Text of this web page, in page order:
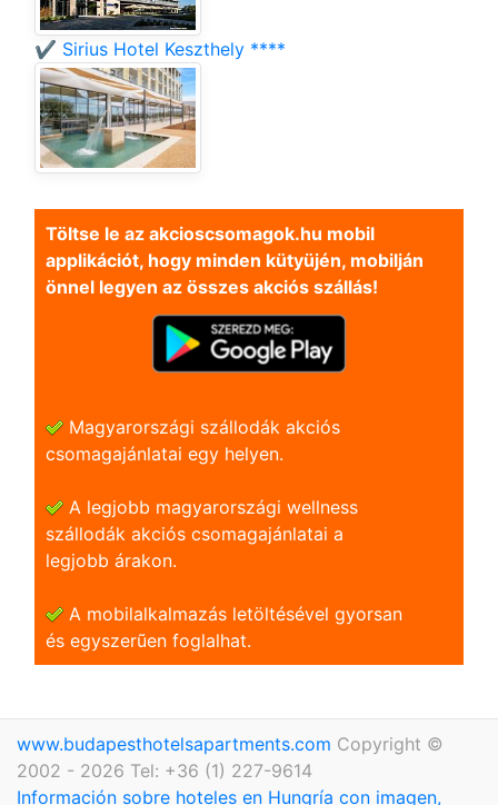
✔️ Sirius Hotel Keszthely ****
Töltse le az akcioscsomagok.hu mobil
applikációt, hogy minden kütyüjén, mobilján
önnel legyen az összes akciós szállás!
Magyarországi szállodák akciós
csomagajánlatai egy helyen.
A legjobb magyarországi wellness
szállodák akciós csomagajánlatai a
legjobb árakon.
A mobilalkalmazás letöltésével gyorsan
és egyszerũen foglalhat.
www.budapesthotelsapartments.com Copyright ©
2002 - 2026 Tel: +36 (1) 227-9614
Información sobre hoteles en Hungría con imagen,